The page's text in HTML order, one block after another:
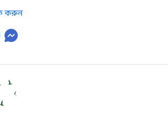
করুন